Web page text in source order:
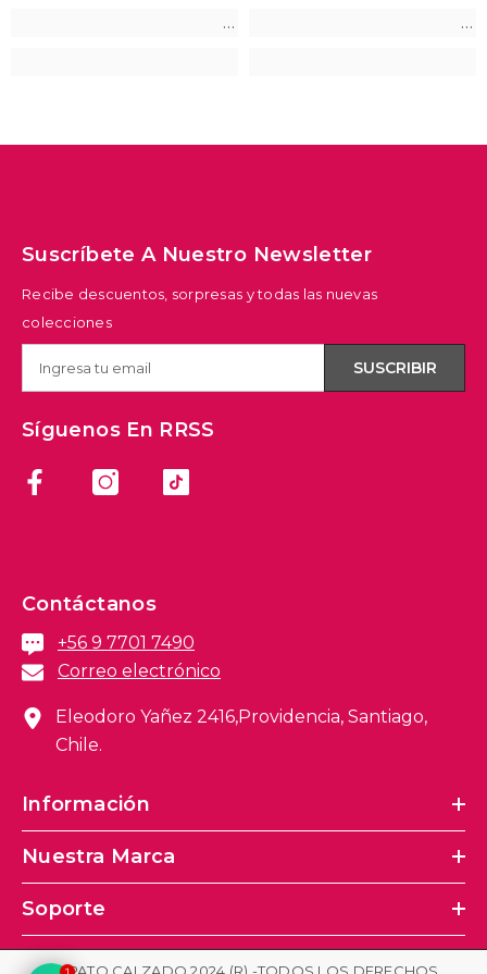
Suscríbete A Nuestro Newsletter
Recibe descuentos, sorpresas y todas las nuevas
colecciones
SUSCRIBIR
Síguenos En RRSS
Contáctanos
+56 9 7701 7490
Correo electrónico
Eleodoro Yañez 2416,Providencia, Santiago,
Chile.
Información
Nuestra Marca
Soporte
ZAPATO CALZADO 2024 (R) -TODOS LOS DERECHOS